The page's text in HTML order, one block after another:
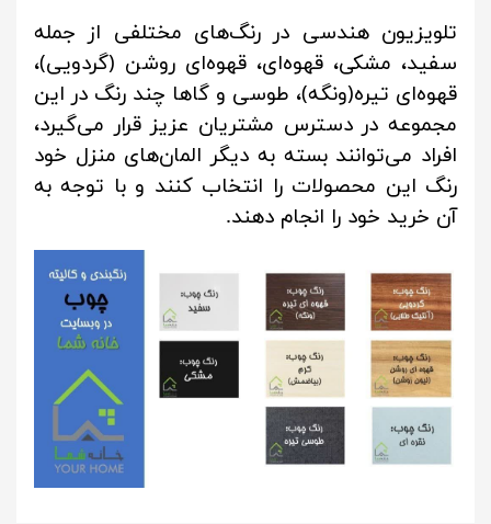
تلویزیون هندسی در رنگ‌های مختلفی از جمله
سفید، مشکی، قهوه‌ای، قهوه‌ای روشن (گردویی)،
قهوه‌ای تیره(ونگه)، طوسی و گاها چند رنگ در این
مجموعه در دسترس مشتریان عزیز قرار می‌گیرد،
افراد می‌توانند بسته به دیگر المان‌های منزل خود
رنگ این محصولات را انتخاب کنند و با توجه به
آن خرید خود را انجام دهند.